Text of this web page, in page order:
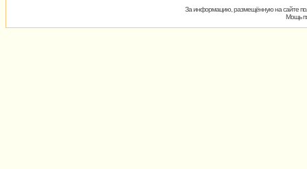
За информацию, размещённую на сайте
Мощь